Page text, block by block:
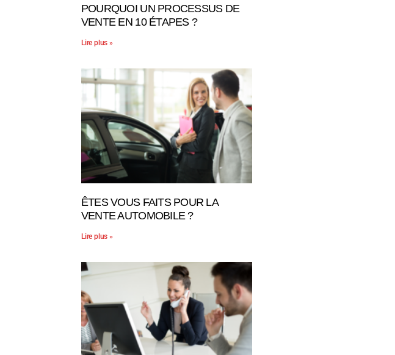
POURQUOI UN PROCESSUS DE
VENTE EN 10 ÉTAPES ?
Lire plus »
ÊTES VOUS FAITS POUR LA
VENTE AUTOMOBILE ?
Lire plus »